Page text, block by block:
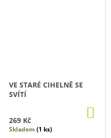
VE STARÉ CIHELNĚ SE
SVÍTÍ
269 Kč
Skladem (1 ks)